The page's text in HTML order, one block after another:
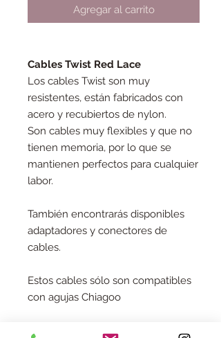
Agregar al carrito
Cables Twist Red Lace
Los cables Twist son muy
resistentes, están fabricados con
acero y recubiertos de nylon.
Son cables muy flexibles y que no
tienen memoria, por lo que se
mantienen perfectos para cualquier
labor.
También encontrarás disponibles
adaptadores y conectores de
cables.
Estos cables sólo son compatibles
con agujas Chiagoo